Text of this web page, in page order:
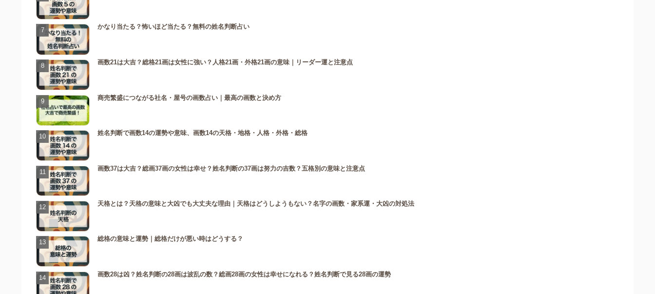
かなり当たる？怖いほど当たる？無料の姓名判断占い
画数21は大吉？総格21画は女性に強い？人格21画・外格21画の意味｜リーダー運と注意点
商売繁盛につながる社名・屋号の画数占い｜最高の画数と決め方
姓名判断で画数14の運勢や意味、画数14の天格・地格・人格・外格・総格
画数37は大吉？総画37画の女性は幸せ？姓名判断の37画は努力の吉数？五格別の意味と注意点
天格とは？天格の意味と大凶でも大丈夫な理由｜天格はどうしようもない？名字の画数・家系運・大凶の対処法
総格の意味と運勢｜総格だけが悪い時はどうする？
画数28は凶？姓名判断の28画は波乱の数？総画28画の女性は幸せになれる？姓名判断で見る28画の運勢